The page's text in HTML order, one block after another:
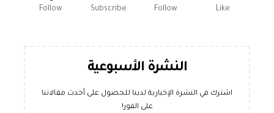
Like
Follow
Subscribe
Follow
النشرة الأسبوعية
اشترك في النشرة الإخبارية لدينا للحصول على أحدث مقالاتنا
على الفور!